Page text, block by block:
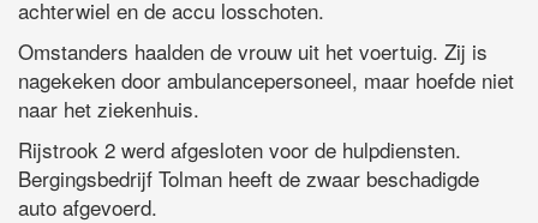
achterwiel en de accu losschoten.
Omstanders haalden de vrouw uit het voertuig. Zij is
nagekeken door ambulancepersoneel, maar hoefde niet
naar het ziekenhuis.
Rijstrook 2 werd afgesloten voor de hulpdiensten.
Bergingsbedrijf Tolman heeft de zwaar beschadigde
auto afgevoerd.